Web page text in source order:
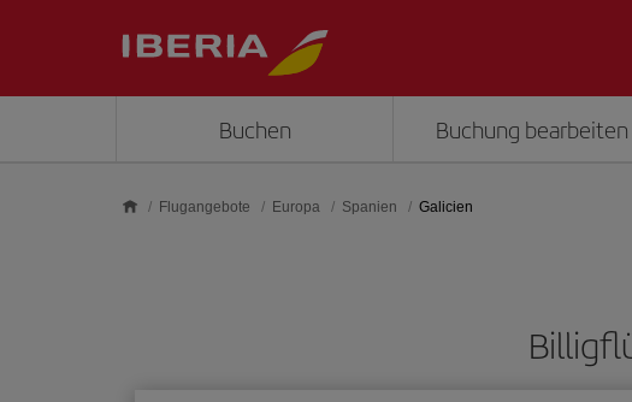
Buchen Buchung bearbeiten
Flugangebote Europa Spanien Galicien